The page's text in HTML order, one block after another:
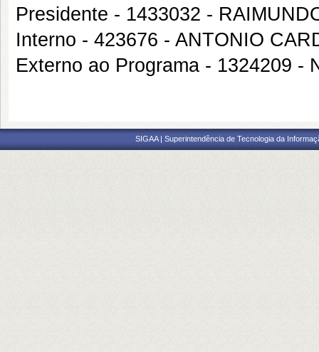
Presidente - 1433032 -
Interno - 423676 - ANTONIO
Externo ao Programa - 1324209 -
SIGAA | Superintendência de Tecnologia da